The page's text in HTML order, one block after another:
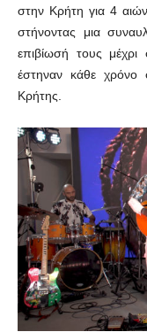
στην Κρήτη για 4
στήνοντας μια
επιβίωσή τους μέχρι
έστηναν κάθε χρόνο
Κρήτης.